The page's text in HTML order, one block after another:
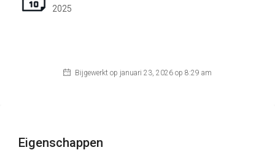
2025
Bijgewerkt op januari 23, 2026 op 8:29 am
Eigenschappen